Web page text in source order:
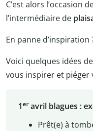
C’est alors l’occasion
l’intermédiaire de
En panne d’inspiration
Voici quelques idées
vous inspirer et piéger
1eravril blagues :
Prêt(e) à